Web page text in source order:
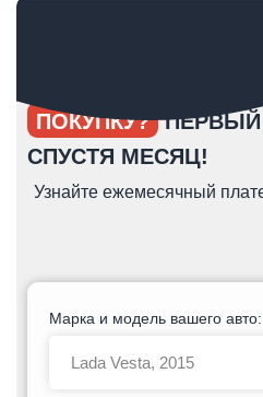
ПОКУПКУ? ПЕРВЫЙ
СПУСТЯ МЕСЯЦ!
Узнайте ежемесячный
Марка и модель вашего авто: